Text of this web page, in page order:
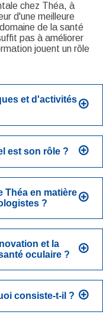
chez Théa, à
d'une meilleure
de la santé
pas à améliorer
jouent un rôle
et d'activités
est son rôle ?
Théa en matière
?
et la
oculaire ?
consiste-t-il ?